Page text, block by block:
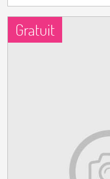
Gratuit